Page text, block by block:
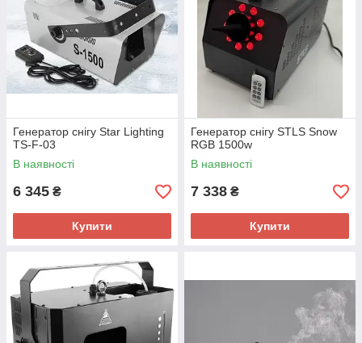
Генератор снігу Star Lighting
TS-F-03
В наявності
6 345 ₴
Купити
Генератор снігу STLS Snow
RGB 1500w
В наявності
7 338 ₴
Купити